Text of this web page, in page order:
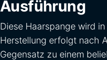
Ausführung
Diese Haarspange wird
Herstellung erfolgt nach
Gegensatz zu einem